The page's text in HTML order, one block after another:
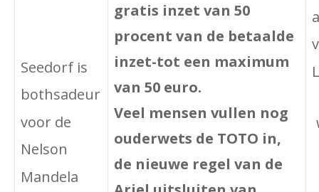
Seedorf is
bothsadeur
voor de
Nelson
Mandela
gratis inzet van 50
procent van de betaalde
inzet-tot een maximum
van 50 euro.
Veel mensen vullen nog
ouderwets de TOTO in,
de nieuwe regel van de